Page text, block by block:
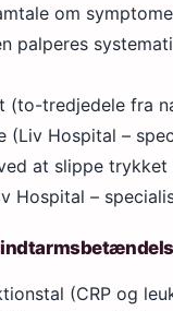
om
palperes
(to-tredjedele fra
(Liv Hospital –
at slippe trykket
Hospital –
(CRP og